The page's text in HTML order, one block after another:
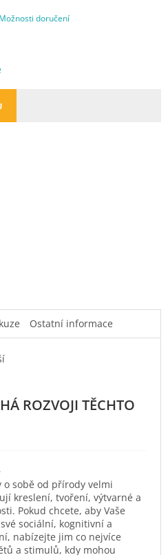
Možnosti doručení
Ostatní informace
o sobě od přírody velmi
kreslení, tvoření, výtvarné a
Pokud chcete, aby Vaše
sociální, kognitivní a
nabízejte jim co nejvíce
a stimulů, kdy mohou